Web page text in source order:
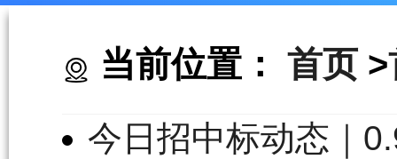
当前位置： 首页 >
今日招中标动态｜